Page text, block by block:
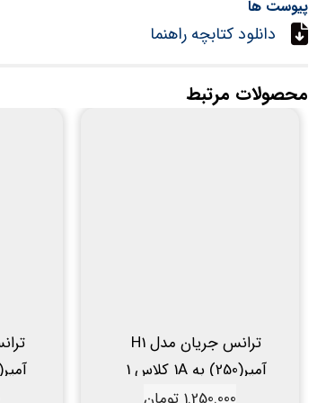
پیوست ها
دانلود کتابچه راهنما
محصولات مرتبط
ترانس جریان مدل H1
آمپر(250) به 1A کلاس 1
هریس